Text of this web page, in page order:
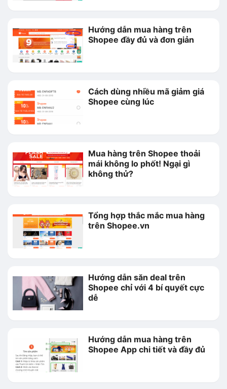
Hướng dẫn mua hàng trên
Shopee đầy đủ và đơn giản
Cách dùng nhiều mã giảm giá
Shopee cùng lúc
Mua hàng trên Shopee thoải
mái không lo phốt! Ngại gì
không thử?
Tổng hợp thắc mắc mua hàng
trên Shopee.vn
Hướng dẫn săn deal trên
Shopee chỉ với 4 bí quyết cực
dễ
Hướng dẫn mua hàng trên
Shopee App chi tiết và đầy đủ